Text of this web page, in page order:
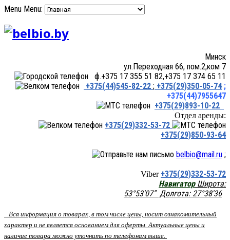
Menu Menu:
Минск
ул.Переходная 66, пом.2,ком 7
ф.+375 17 355 51 82,+375 17 374 65 11
+375(44)545-82-22 ; +375(29)350-05-74 ;
+375(44)7955647
+375(29)893-10-22
Отдел аренды:
+375(29)332-53-72
+375(29)850-93-64
belbio@mail.ru ;
Viber +375(29)332-53-72
НавигаторШирота:
53°53'07" Долгота: 27°38'36
Вся информация о товарах, в том числе цены, носит ознакомительный
характер и не является основанием для оферты. Актуальные цены и
наличие товара можно уточнить по телефонам выше.